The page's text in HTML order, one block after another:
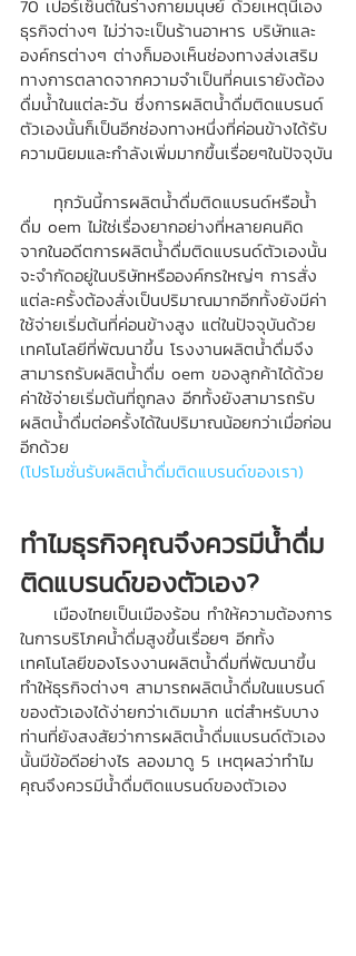
70 เปอร์เซ็นต์ในร่างกายมนุษย์ ด้วยเหตุนี้เอง
ธุรกิจต่างๆ ไม่ว่าจะเป็นร้านอาหาร บริษัทและ
องค์กรต่างๆ ต่างก็มองเห็นช่องทางส่งเสริม
ทางการตลาดจากความจำเป็นที่คนเรายังต้อง
ดื่มน้ำในแต่ละวัน ซึ่งการผลิตน้ำดื่มติดแบรนด์
ตัวเองนั้นก็เป็นอีกช่องทางหนึ่งที่ค่อนข้างได้รับ
ความนิยมและกำลังเพิ่มมากขื้นเรื่อยๆในปัจจุบัน
ดื่ม oem ไม่ใช่เรื่องยากอย่างที่หลายคนคิด
จากในอดีตการผลิตน้ำดื่มติดแบรนด์ตัวเองนั้น
จะจำกัดอยู่ในบริษัทหรือองค์กรใหญ่ๆ การสั่ง
แต่ละครั้งต้องสั่งเป็นปริมาณมากอีกทั้งยังมีค่า
ใช้จ่ายเริ่มต้นที่ค่อนข้างสูง แต่ในปัจจุบันด้วย
เทคโนโลยีที่พัฒนาขึ้น โรงงานผลิตน้ำดื่มจึง
สามารถรับผลิตน้ำดื่ม oem ของลูกค้าได้ด้วย
ค่าใช้จ่ายเริ่มต้นที่ถูกลง อีกทั้งยังสามารถรับ
ผลิตน้ำดื่มต่อครั้งได้ในปริมาณน้อยกว่าเมื่อก่อน
อีกด้วย
(โปรโมชั่นรับผลิตน้ำดื่มติดแบรนด์ของเรา)
ทำไมธุรกิจคุณจึงควรมีน้ำดื่ม
ติดแบรนด์ของตัวเอง?
ในการบริโภคน้ำดื่มสูงขึ้นเรื่อยๆ อีกทั้ง
เทคโนโลยีของโรงงานผลิตน้ำดื่มที่พัฒนาขึ้น
ทำให้ธุรกิจต่างๆ สามารถผลิตน้ำดื่มในแบรนด์
ของตัวเองได้ง่ายกว่าเดิมมาก แต่สำหรับบาง
ท่านที่ยังสงสัยว่าการผลิตน้ำดื่มแบรนด์ตัวเอง
นั้นมีข้อดีอย่างไร ลองมาดู 5 เหตุผลว่าทำไม
คุณจึงควรมีน้ำดื่มติดแบรนด์ของตัวเอง